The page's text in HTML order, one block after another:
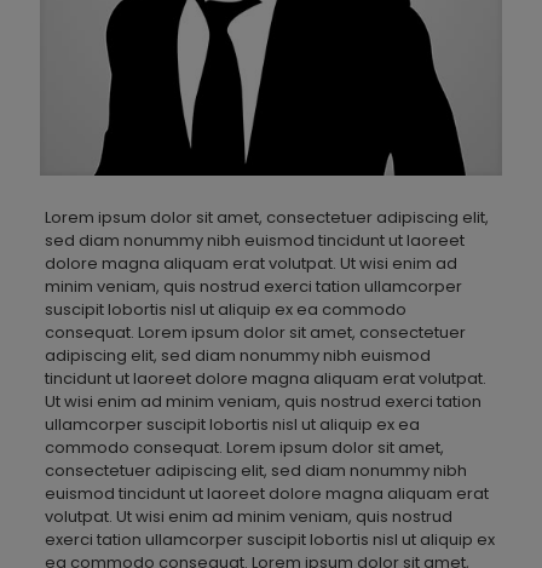
Lorem ipsum dolor sit amet, consectetuer adipiscing elit,
sed diam nonummy nibh euismod tincidunt ut laoreet
dolore magna aliquam erat volutpat. Ut wisi enim ad
minim veniam, quis nostrud exerci tation ullamcorper
suscipit lobortis nisl ut aliquip ex ea commodo
consequat. Lorem ipsum dolor sit amet, consectetuer
adipiscing elit, sed diam nonummy nibh euismod
tincidunt ut laoreet dolore magna aliquam erat volutpat.
Ut wisi enim ad minim veniam, quis nostrud exerci tation
ullamcorper suscipit lobortis nisl ut aliquip ex ea
commodo consequat. Lorem ipsum dolor sit amet,
consectetuer adipiscing elit, sed diam nonummy nibh
euismod tincidunt ut laoreet dolore magna aliquam erat
volutpat. Ut wisi enim ad minim veniam, quis nostrud
exerci tation ullamcorper suscipit lobortis nisl ut aliquip ex
ea commodo consequat. Lorem ipsum dolor sit amet,